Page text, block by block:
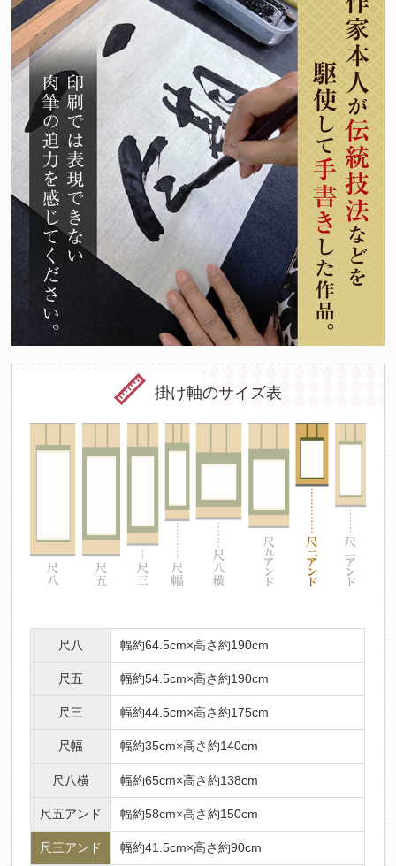
掛け軸のサイズ表
尺八 幅約64.5cm×高さ約190cm
尺五 幅約54.5cm×高さ約190cm
尺三 幅約44.5cm×高さ約175cm
尺幅 幅約35cm×高さ約140cm
尺八横 幅約65cm×高さ約138cm
尺五アンド 幅約58cm×高さ約150cm
尺三アンド 幅約41.5cm×高さ約90cm